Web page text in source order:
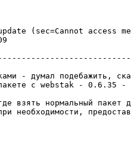
(sec=Cannot access
- думал подебажить,
с webstak - 0.6.35 -
взять нормальный
необходимости,